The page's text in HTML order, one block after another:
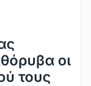
οι
τους